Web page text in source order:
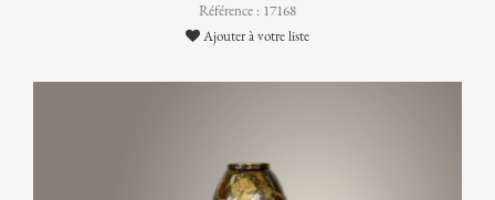
Référence : 17168
Ajouter à votre liste